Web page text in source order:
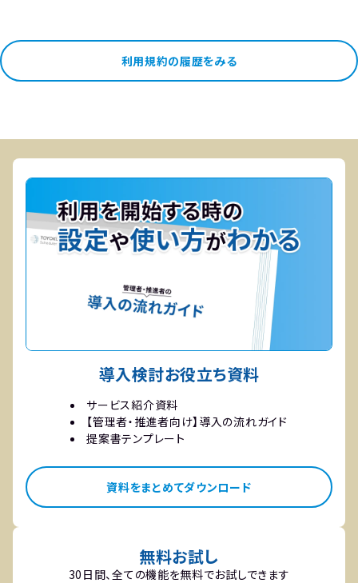
利用規約の履歴をみる
導入検討お役立ち資料
サービス紹介資料
【管理者・推進者向け】導入の流れガイド
提案書テンプレート
資料をまとめてダウンロード
無料お試し
30日間、全ての機能を無料でお試しできます